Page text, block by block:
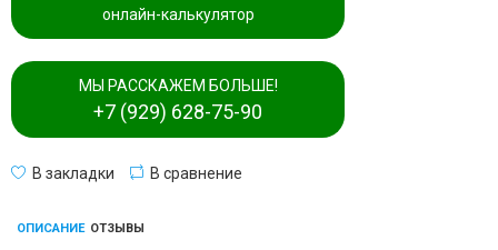
онлайн-калькулятор
МЫ РАССКАЖЕМ БОЛЬШЕ!
+7 (929) 628-75-90
В закладки В сравнение
ОПИСАНИЕ ОТЗЫВЫ